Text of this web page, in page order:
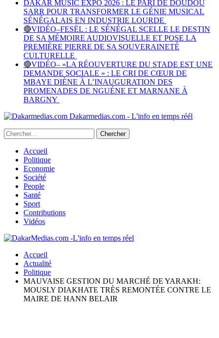
DAKAR MUSIC EXPO 2026 : LE PARI DE DOUDOU
SARR POUR TRANSFORMER LE GÉNIE MUSICAL
SÉNÉGALAIS EN INDUSTRIE LOURDE
🔴VIDÉO–FESËL : LE SÉNÉGAL SCELLE LE DESTIN
DE SA MÉMOIRE AUDIOVISUELLE ET POSE LA
PREMIÈRE PIERRE DE SA SOUVERAINETÉ
CULTURELLE
🔴VIDÉO– »LA RÉOUVERTURE DU STADE EST UNE
DEMANDE SOCIALE » : LE CRI DE CŒUR DE
MBAYE DIÈNE À L’INAUGURATION DES
PROMENADES DE NGUÉNE ET MARNANE À
BARGNY
Dakarmedias.com - L'info en temps réél
Accueil
Politique
Economie
Société
People
Santé
Sport
Contributions
Vidéos
Accueil
Actualité
Politique
MAUVAISE GESTION DU MARCHÉ DE YARAKH:
MOUSLY DIAKHATE TRÈS REMONTÉE CONTRE LE
MAIRE DE HANN BELAIR